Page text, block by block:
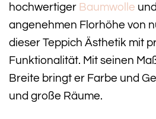
hochwertiger Baumwolle
angenehmen Florhöhe von
dieser Teppich Ästhetik mit
Funktionalität. Mit seinen
Breite bringt er Farbe und
und große Räume.